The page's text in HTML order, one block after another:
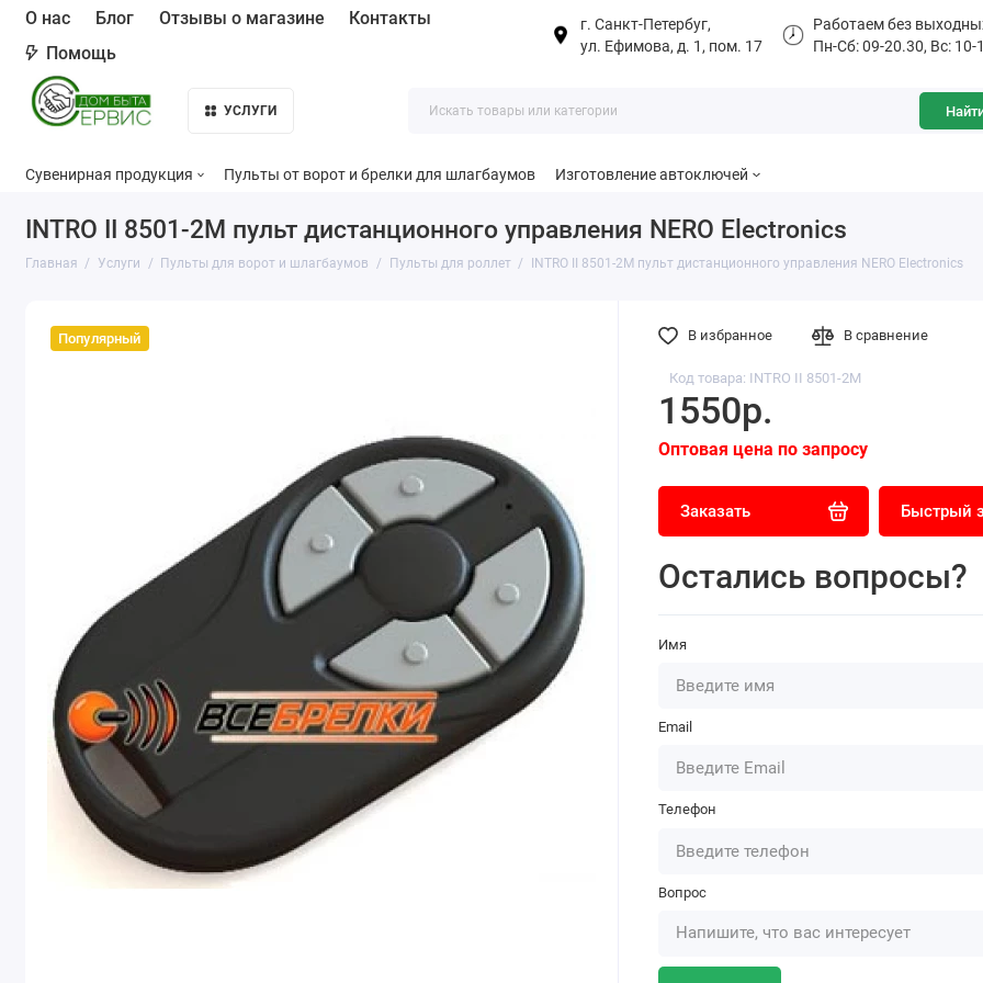
О нас Блог Отзывы о магазине
Контакты
Помощь
г. Санкт-Петербуг,
ул. Ефимова, д. 1, пом. 17
Работаем без
Пн-Сб: 09-20.30, Вс: 10-
УСЛУГИ
Сувенирная продукция Пульты от ворот и брелки для шлагбаумов Изготовление автоключей
INTRO II 8501-2M пульт дистанционного управления NERO Electronics
Главная Услуги Пульты для ворот и шлагбаумов Пульты для роллет INTRO II 8501-2M пульт дистанционного управления NERO Electronics
Популярный
Код товара: INTRO II 8501-2M
1550р.
Оптовая цена по запросу
Заказать Быстрый
Остались вопросы?
Имя
Email
Телефон
Вопрос
В избранное В сравнение